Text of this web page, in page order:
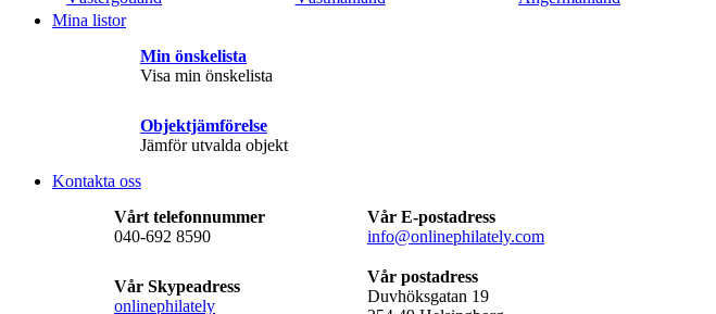
Mina listor
Min önskelista
Visa min önskelista
Objektjämförelse
Jämför utvalda objekt
Kontakta oss
Vårt telefonnummer
040-692 8590
Vår E-postadress
info@onlinephilately.com
Vår Skypeadress
onlinephilately
Vår postadress
Duvhöksgatan 19